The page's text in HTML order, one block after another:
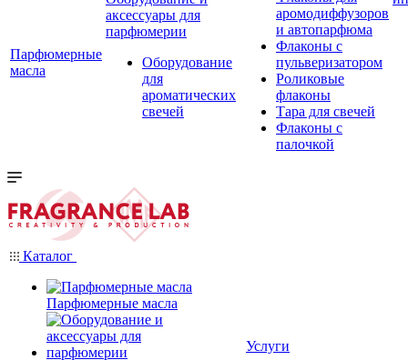
Парфюмерные
масла
аксессуары для
парфюмерии
Оборудование
для
ароматических
свечей
аромодиффузоров
и автопарфюма
Флаконы с
пульверизатором
Роликовые
флаконы
Тара для свечей
Флаконы с
палочкой
Каталог
Парфюмерные масла
Услуги